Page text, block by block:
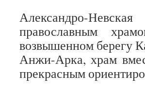
Александро-
православным
возвышенном берегу
Анжи-Арка, храм
прекрасным